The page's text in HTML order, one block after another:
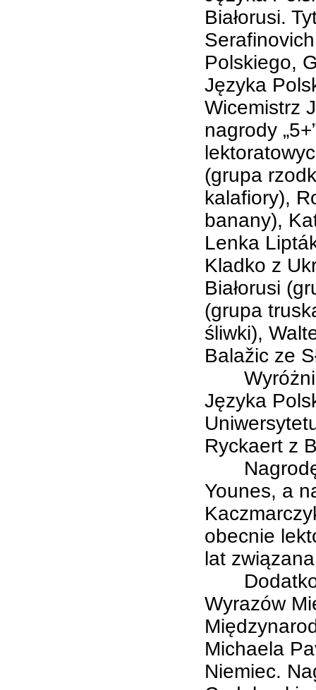
Białorusi.
Polskiego,
Języka
Wicemistrz
nagrody
(grupa
kalafiory),
banany),
Lenka
Kladko z
Białorusi
(grupa
śliwki),
Balažic ze
Języka
Ryckaert z
Nagrodę
Younes, a
obecnie
lat
Wyrazów
Michaela
Niemiec.